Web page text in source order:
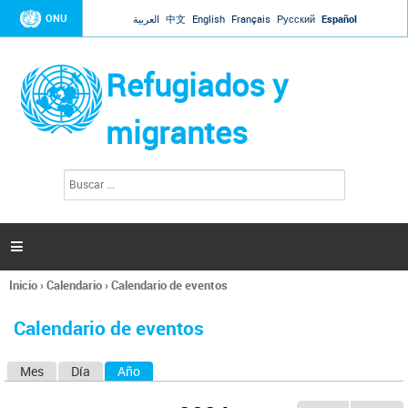
Jump to navigation
ONU العربية 中文 English Français Русский Español
Refugiados y
migrantes
l
s

Se
usted
Inicio›Calendario›Calendario de eventos
Calendario de eventos
Mes Día Año